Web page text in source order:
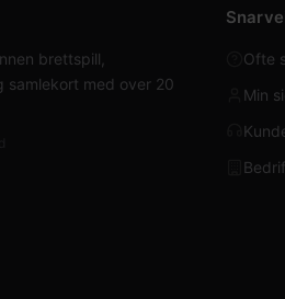
brettspill,
samlekort med over 20
Ofte
Min